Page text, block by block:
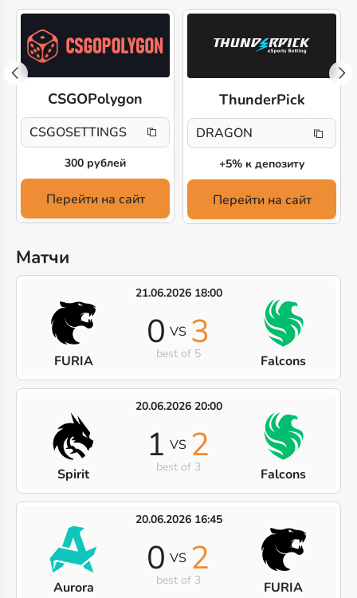
CSGOPolygon
CSGOSETTINGS
300 рублей
Перейти на сайт
ThunderPick
DRAGON
+5% к депозиту
Перейти на сайт
Матчи
21.06.2026 18:00
FURIA
0 VS 3
best of 5 Falcons
20.06.2026 20:00
Spirit
1 VS 2
best of 3 Falcons
20.06.2026 16:45
Aurora
0 VS 2
best of 3 FURIA